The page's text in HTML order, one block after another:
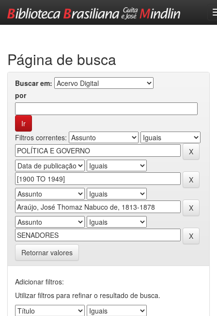
Página de busca
Buscar em:
por
Filtros correntes:
Retornar valores
Adicionar filtros:
Utilizar filtros para refinar o resultado de busca.